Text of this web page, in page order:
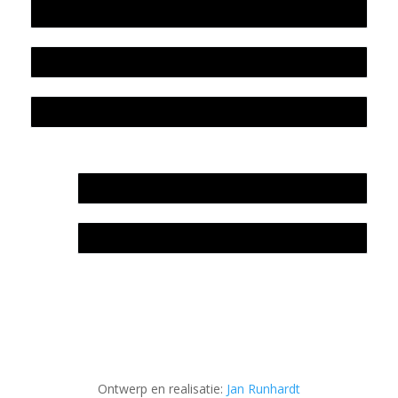
Ontwerp en realisatie: Jan Runhardt